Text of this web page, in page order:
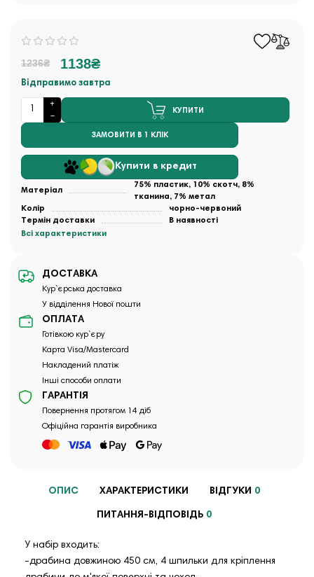
1236₴ 1138₴
Відправимо завтра
КУПИТИ
ЗАМОВИТИ В 1 КЛІК
Купити в кредит
Матеріал
75% пластик, 10% скотч, 8%
тканина, 7% метал
Колір
чорно-червоний
Термін доставки
В наявності
Всі характеристики
ДОСТАВКА
Кур`єрська доставка
У відділення Нової пошти
ОПЛАТА
Готівкою кур`єру
Карта Visa/Mastercard
Накладений платіж
Інші способи оплати
ГАРАНТІЯ
Повернення протягом 14 діб
Офіційна гарантія виробника
ОПИС ХАРАКТЕРИСТИКИ ВІДГУКИ 0
ПИТАННЯ-ВІДПОВІДЬ 0
У набір входить:
-драбина довжиною 450 см, 4 шпильки для кріплення